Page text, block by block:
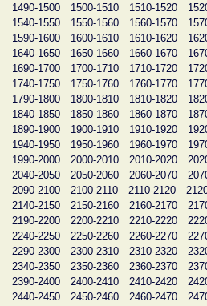
1490-1500
1500-1510 1510-1520
1540-1550
1550-1560 1560-1570
1590-1600
1600-1610 1610-1620
1640-1650
1650-1660 1660-1670
1690-1700
1700-1710 1710-1720
1740-1750
1750-1760 1760-1770
1790-1800
1800-1810 1810-1820
1840-1850
1850-1860 1860-1870
1890-1900
1900-1910 1910-1920
1940-1950
1950-1960 1960-1970
1990-2000
2000-2010 2010-2020
2040-2050
2050-2060 2060-2070
2090-2100
2100-2110 2110-2120
2140-2150
2150-2160 2160-2170
2190-2200
2200-2210 2210-2220
2240-2250
2250-2260 2260-2270
2290-2300
2300-2310 2310-2320
2340-2350
2350-2360 2360-2370
2390-2400
2400-2410 2410-2420
2440-2450
2450-2460 2460-2470